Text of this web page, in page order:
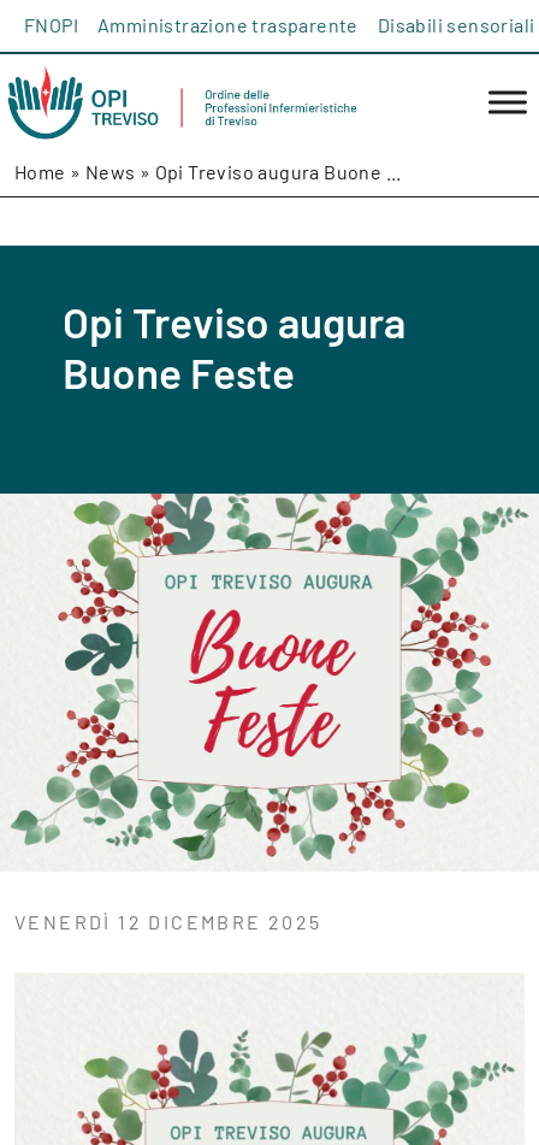
FNOPI Amministrazione trasparente Disabili sensoriali
Home » News » Opi Treviso augura Buone ...
Opi Treviso augura
Buone Feste
VENERDÌ 12 DICEMBRE 2025